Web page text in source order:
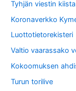
Tyhjän viestin kiista
Koronaverkko
Luottotietorekisteri
Valtio vaarassako
Kokoomuksen
Turun torilive